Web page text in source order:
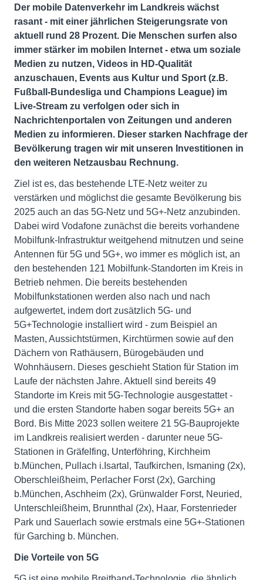
Der mobile Datenverkehr im Landkreis wächst
rasant - mit einer jährlichen Steigerungsrate von
aktuell rund 28 Prozent. Die Menschen surfen also
immer stärker im mobilen Internet - etwa um soziale
Medien zu nutzen, Videos in HD-Qualität
anzuschauen, Events aus Kultur und Sport (z.B.
Fußball-Bundesliga und Champions League) im
Live-Stream zu verfolgen oder sich in
Nachrichtenportalen von Zeitungen und anderen
Medien zu informieren. Dieser starken Nachfrage der
Bevölkerung tragen wir mit unseren Investitionen in
den weiteren Netzausbau Rechnung.
Ziel ist es, das bestehende LTE-Netz weiter zu
verstärken und möglichst die gesamte Bevölkerung bis
2025 auch an das 5G-Netz und 5G+-Netz anzubinden.
Dabei wird Vodafone zunächst die bereits vorhandene
Mobilfunk-Infrastruktur weitgehend mitnutzen und seine
Antennen für 5G und 5G+, wo immer es möglich ist, an
den bestehenden 121 Mobilfunk-Standorten im Kreis in
Betrieb nehmen. Die bereits bestehenden
Mobilfunkstationen werden also nach und nach
aufgewertet, indem dort zusätzlich 5G- und
5G+Technologie installiert wird - zum Beispiel an
Masten, Aussichtstürmen, Kirchtürmen sowie auf den
Dächern von Rathäusern, Bürogebäuden und
Wohnhäusern. Dieses geschieht Station für Station im
Laufe der nächsten Jahre. Aktuell sind bereits 49
Standorte im Kreis mit 5G-Technologie ausgestattet -
und die ersten Standorte haben sogar bereits 5G+ an
Bord. Bis Mitte 2023 sollen weitere 21 5G-Bauprojekte
im Landkreis realisiert werden - darunter neue 5G-
Stationen in Gräfelfing, Unterföhring, Kirchheim
b.München, Pullach i.Isartal, Taufkirchen, Ismaning (2x),
Oberschleißheim, Perlacher Forst (2x), Garching
b.München, Aschheim (2x), Grünwalder Forst, Neuried,
Unterschleißheim, Brunnthal (2x), Haar, Forstenrieder
Park und Sauerlach sowie erstmals eine 5G+-Stationen
für Garching b. München.
Die Vorteile von 5G